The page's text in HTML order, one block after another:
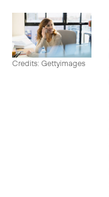
Credits: Gettyimages